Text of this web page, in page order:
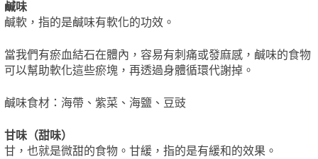
鹹味
鹹軟，指的是鹹味有軟化的功效。
當我們有瘀血結石在體內，容易有刺痛或發麻感，鹹味的食物
可以幫助軟化這些瘀塊，再透過身體循環代謝掉。
鹹味食材：海帶、紫菜、海鹽、豆豉
甘味（甜味）
甘，也就是微甜的食物。甘緩，指的是有緩和的效果。